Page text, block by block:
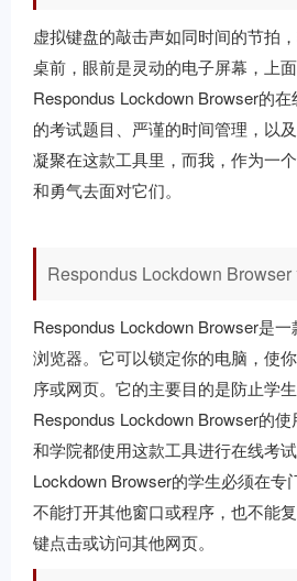
虚拟键盘的敲击声如同时间的节拍
桌前，眼前是灵动的电子屏幕，上
Respondus Lockdown Browser的
的考试题目、严谨的时间管理，以
凝聚在这款工具里，而我，作为一
和勇气去面对它们。
Respondus Lockdown Browser
Respondus Lockdown Browser是
浏览器。它可以锁定你的电脑，使
序或网页。它的主要目的是防止学
Respondus Lockdown Browser的
和学院都使用这款工具进行在线考
Lockdown Browser的学生必须在专
不能打开其他窗口或程序，也不能
键点击或访问其他网页。